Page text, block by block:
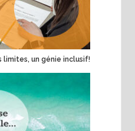
limites, un génie inclusif!